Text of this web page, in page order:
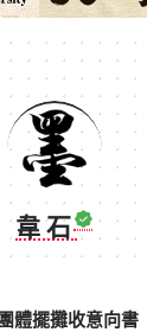
韋 石
體擺攤收意向書